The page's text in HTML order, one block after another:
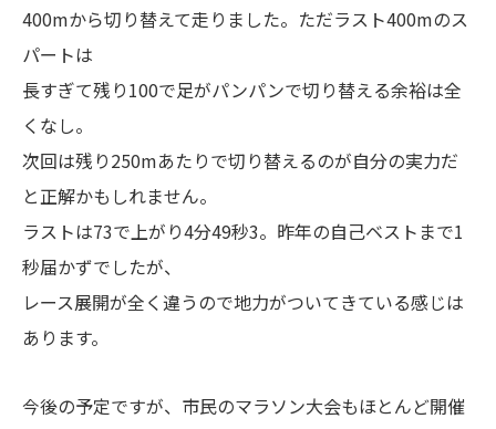
400mから切り替えて走りました。ただラスト400mのス
パートは
長すぎて残り100で足がパンパンで切り替える余裕は全
くなし。
次回は残り250mあたりで切り替えるのが自分の実力だ
と正解かもしれません。
ラストは73で上がり4分49秒3。昨年の自己ベストまで1
秒届かずでしたが、
レース展開が全く違うので地力がついてきている感じは
あります。
今後の予定ですが、市民のマラソン大会もほとんど開催